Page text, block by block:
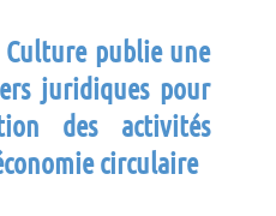
publie une
juridiques pour
des activités
circulaire